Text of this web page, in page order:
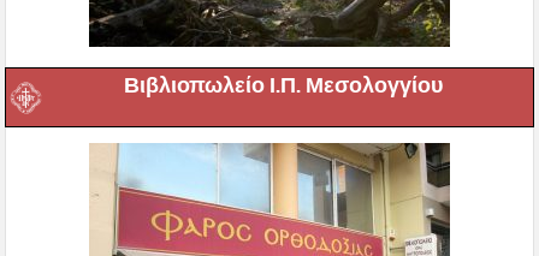
Βιβλιοπωλείο Ι.Π. Μεσολογγίου